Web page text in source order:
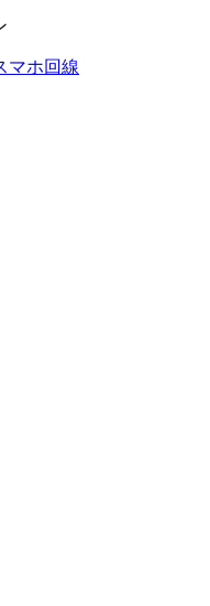
マホ回線